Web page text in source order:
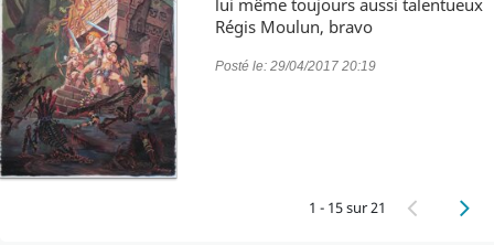
lui même toujours aussi talentueux
Régis Moulun, bravo
Posté le: 29/04/2017 20:19
1 - 15 sur 21